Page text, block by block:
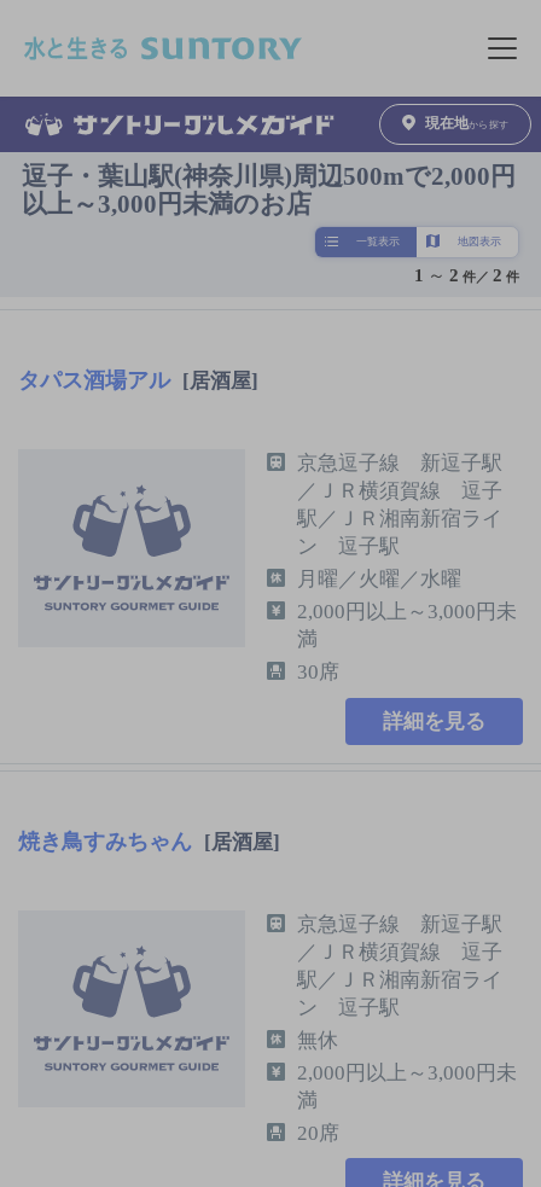
メニュ
現在地から探す
逗子・葉山駅(神奈川県)周辺500mで2,000円
以上～3,000円未満のお店
一覧表示 地図表示
1 ～ 2 件／2 件
タパス酒場アル [居酒屋]
京急逗子線 新逗子駅
／ＪＲ横須賀線 逗子
駅／ＪＲ湘南新宿ライ
ン 逗子駅
月曜／火曜／水曜
2,000円以上～3,000円未
満
30席
詳細を見る
焼き鳥すみちゃん [居酒屋]
京急逗子線 新逗子駅
／ＪＲ横須賀線 逗子
駅／ＪＲ湘南新宿ライ
ン 逗子駅
無休
2,000円以上～3,000円未
満
20席
詳細を見る